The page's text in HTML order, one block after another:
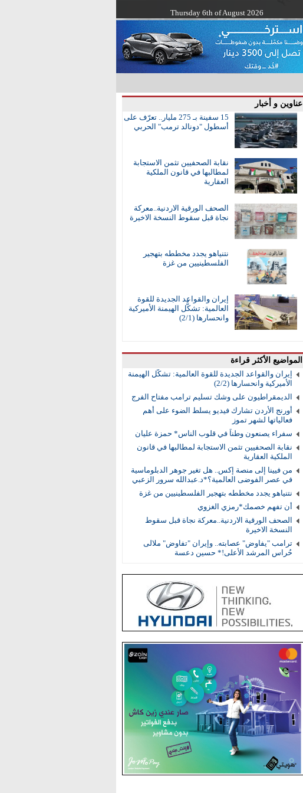
Thursday 6th of August 2026
عناوين و أخبار
15 سفينة بـ 275 مليار.. تعرّف على
أسطول "دونالد ترمب" الحربي
نقابة الصحفيين تثمن الاستجابة
لمطالبها في قانون الملكية
العقارية
الصحف الورقية الاردنية..معركة
نجاة قبل سقوط النسخة الاخيرة
نتنياهو يجدد مخططه بتهجير
الفلسطينيين من غزة
إيران والقواعد الجديدة للقوة
العالمية: تشكُّل الهيمنة الأميركية
وانحسارها (2/1)
المواضيع الأكثر قراءة
إيران والقواعد الجديدة للقوة العالمية: تشكُّل الهيمنة
الأميركية وانحسارها (2/2)
الديمقراطيون على وشك تسليم ترامب مفتاح الفرج
أورنج الأردن تشارك فيديو يسلط الضوء على أهم
فعالياتها لشهر تموز
سفراء يصنعون وطناً في قلوب الناس* حمزة عليان
نقابة الصحفيين تثمن الاستجابة لمطالبها في قانون
الملكية العقارية
من فيينا إلى منصة إكس.. هل تغير جوهر الدبلوماسية
في عصر الفوضى العالمية؟*د.عبدالله سرور الزعبي
نتنياهو يجدد مخططه بتهجير الفلسطينيين من غزة
أن تفهم خصمك*رمزي الغزوي
الصحف الورقية الاردنية..معركة نجاة قبل سقوط
النسخة الاخيرة
ترامب "يفاوض" عصابته.. وإيران "تفاوض" ملالى
حُراس المرشد الأعلى!* حسين دعسة